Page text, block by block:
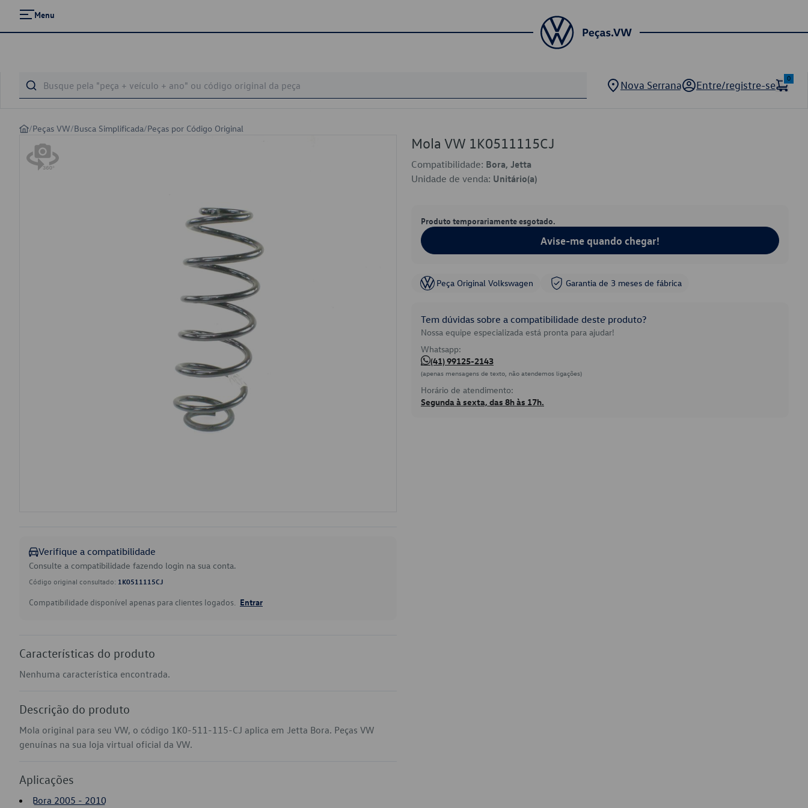
Menu
Nova Serrana Entre/registre-se
0
/Peças VW/Busca Simplificada/Peças por Código Original
Verifique a compatibilidade
Consulte a compatibilidade fazendo login na sua conta.
Código original consultado: 1K0511115CJ
Compatibilidade disponível apenas para clientes logados. Entrar
Características do produto
Nenhuma característica encontrada.
Descrição do produto
Mola original para seu VW, o código 1K0-511-115-CJ aplica em Jetta Bora. Peças VW
genuínas na sua loja virtual oficial da VW.
Aplicações
Bora 2005 - 2010
Mola VW 1K0511115CJ
Compatibilidade: Bora, Jetta
Unidade de venda: Unitário(a)
Produto temporariamente esgotado.
Avise-me quando chegar!
Peça Original Volkswagen Garantia de 3 meses de fábrica
Tem dúvidas sobre a compatibilidade deste produto?
Nossa equipe especializada está pronta para ajudar!
Whatsapp:
(41) 99125-2143
(apenas mensagens de texto, não atendemos ligações)
Horário de atendimento:
Segunda à sexta, das 8h às 17h.